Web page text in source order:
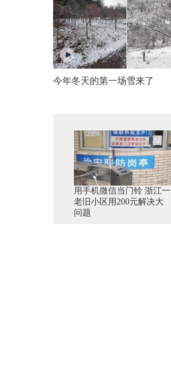
今年冬天的第一场雪来了
用手机微信当门铃 浙江一
老旧小区用200元解决大
问题